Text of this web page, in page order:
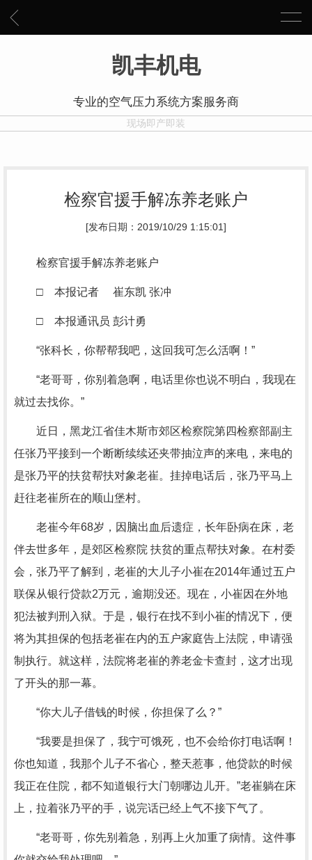
凯丰机电
专业的空气压力系统方案服务商
现场即产即装
检察官援手解冻养老账户
[发布日期：2019/10/29 1:15:01]
检察官援手解冻养老账户
□ 本报记者 崔东凯 张冲
□ 本报通讯员 彭计勇
“张科长，你帮帮我吧，这回我可怎么活啊！”
“老哥哥，你别着急啊，电话里你也说不明白，我现在
就过去找你。”
近日，黑龙江省佳木斯市郊区检察院第四检察部副主
任张乃平接到一个断断续续还夹带抽泣声的来电，来电的
是张乃平的扶贫帮扶对象老崔。挂掉电话后，张乃平马上
赶往老崔所在的顺山堡村。
老崔今年68岁，因脑出血后遗症，长年卧病在床，老
伴去世多年，是郊区检察院 扶贫的重点帮扶对象。在村委
会，张乃平了解到，老崔的大儿子小崔在2014年通过五户
联保从银行贷款2万元，逾期没还。现在，小崔因在外地
犯法被判刑入狱。于是，银行在找不到小崔的情况下，便
将为其担保的包括老崔在内的五户家庭告上法院，申请强
制执行。就这样，法院将老崔的养老金卡查封，这才出现
了开头的那一幕。
“你大儿子借钱的时候，你担保了么？”
“我要是担保了，我宁可饿死，也不会给你打电话啊！
你也知道，我那个儿子不省心，整天惹事，他贷款的时候
我正在住院，都不知道银行大门朝哪边儿开。”老崔躺在床
上，拉着张乃平的手，说完话已经上气不接下气了。
“老哥哥，你先别着急，别再上火加重了病情。这件事